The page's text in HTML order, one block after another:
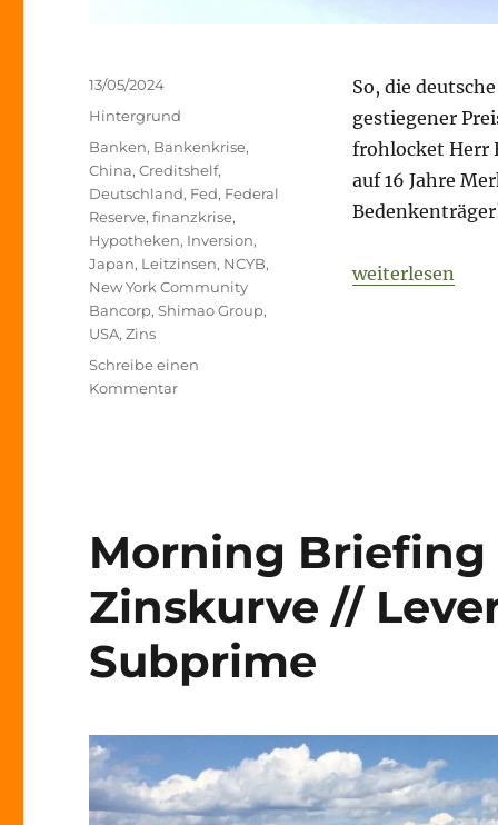
So, die
gestiegener
frohlocket Herr
auf 16 Jahre
„Risikoradar –
weiterlesen
Veröffentlicht
am
13/05/2024
Kategorien
Hintergrund
Schlagwörter
Banken, Bankenkrise,
China,Creditshelf,
Deutschland, Fed, Federal
Reserve,finanzkrise,
Hypotheken, Inversion,
Japan, Leitzinsen, NCYB,
New York Community
Bancorp,Shimao Group,
USA,Zins
Schreibe einen
Kommentarzu
der
See…
Morning Briefing
Zinskurve //
Subprime